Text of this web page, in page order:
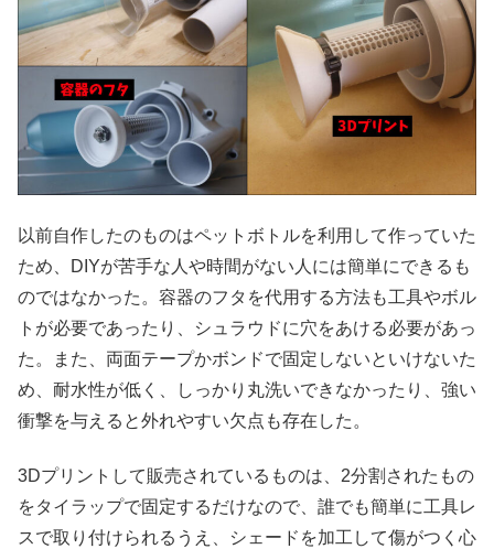
以前自作したのものはペットボトルを利用して作っていた
ため、DIYが苦手な人や時間がない人には簡単にできるも
のではなかった。容器のフタを代用する方法も工具やボル
トが必要であったり、シュラウドに穴をあける必要があっ
た。また、両面テープかボンドで固定しないといけないた
め、耐水性が低く、しっかり丸洗いできなかったり、強い
衝撃を与えると外れやすい欠点も存在した。
3Dプリントして販売されているものは、2分割されたもの
をタイラップで固定するだけなので、誰でも簡単に工具レ
スで取り付けられるうえ、シェードを加工して傷がつく心